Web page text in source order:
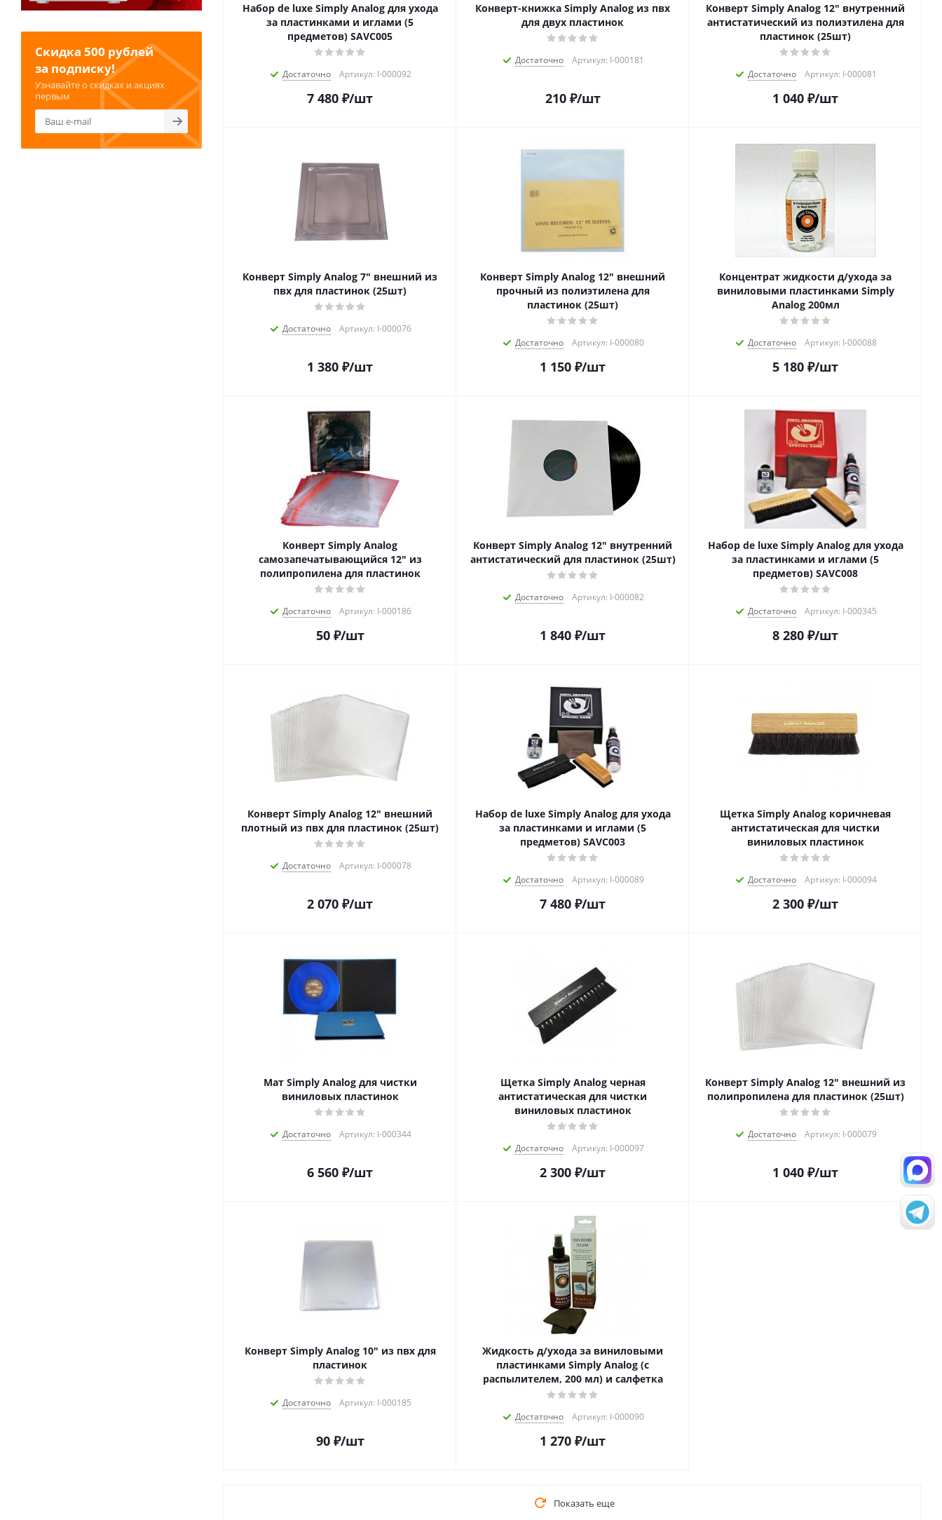
Набор de luxe Simply Analog для ухода
за пластинками и иглами (5
предметов) SAVC005
Достаточно Артикул: I-000092
7 480 ₽/шт
Конверт-книжка Simply Analog из пвх
для двух пластинок
Достаточно Артикул: I-000181
210₽/шт
Конверт Simply Analog 12" внутренний
антистатический из полиэтилена для
пластинок (25шт)
Достаточно Артикул: I-000081
1 040 ₽/шт
Конверт Simply Analog 7" внешний из
пвх для пластинок (25шт)
Достаточно Артикул: I-000076
1 380 ₽/шт
Конверт Simply Analog 12" внешний
прочный из полиэтилена для
пластинок (25шт)
Достаточно Артикул: I-000080
1 150 ₽/шт
Концентрат жидкости д/ухода за
виниловыми пластинками Simply
Analog 200мл
Достаточно Артикул: I-000088
5 180 ₽/шт
Конверт Simply Analog
самозапечатывающийся 12" из
полипропилена для пластинок
Достаточно Артикул: I-000186
50₽/шт
Конверт Simply Analog 12" внутренний
антистатический для пластинок (25шт)
Достаточно Артикул: I-000082
1 840 ₽/шт
Набор de luxe Simply Analog для ухода
за пластинками и иглами (5
предметов) SAVC008
Достаточно Артикул: I-000345
8 280 ₽/шт
Конверт Simply Analog 12" внешний
плотный из пвх для пластинок (25шт)
Достаточно Артикул: I-000078
2 070 ₽/шт
Набор de luxe Simply Analog для ухода
за пластинками и иглами (5
предметов) SAVC003
Достаточно Артикул: I-000089
7 480 ₽/шт
Щетка Simply Analog коричневая
антистатическая для чистки
виниловых пластинок
Достаточно Артикул: I-000094
2 300 ₽/шт
Мат Simply Analog для чистки
виниловых пластинок
Достаточно Артикул: I-000344
6 560 ₽/шт
Щетка Simply Analog черная
антистатическая для чистки
виниловых пластинок
Достаточно Артикул: I-000097
2 300 ₽/шт
Конверт Simply Analog 12" внешний из
полипропилена для пластинок (25шт)
Достаточно Артикул: I-000079
1 040 ₽/шт
Конверт Simply Analog 10" из пвх для
пластинок
Достаточно Артикул: I-000185
90₽/шт
Жидкость д/ухода за виниловыми
пластинками Simply Analog (с
распылителем, 200 мл) и салфетка
Достаточно Артикул: I-000090
1 270 ₽/шт
Показать еще
Скидка 500 рублей
за подписку!
Узнавайте о скидках и акциях
первым